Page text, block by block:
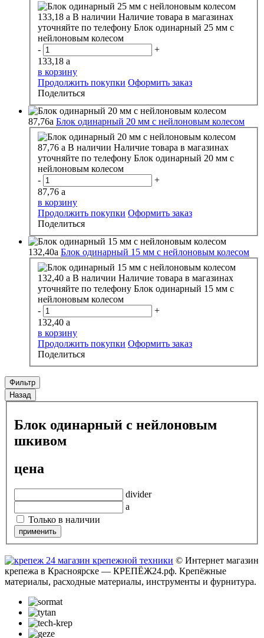
133,18 a В наличии Наличие товара в магазинах
уточняйте по телефону Блок одинарный 25 мм с
нейлоновым колесом
-
+
133,18 a
в корзину
Продолжить покупки Оформить заказ
Поделиться
87,76a Блок одинарный 20 мм с нейлоновым колесом
87,76 a В наличии Наличие товара в магазинах
уточняйте по телефону Блок одинарный 20 мм с
нейлоновым колесом
-
+
87,76 a
в корзину
Продолжить покупки Оформить заказ
Поделиться
132,40a Блок одинарный 15 мм с нейлоновым колесом
132,40 a В наличии Наличие товара в магазинах
уточняйте по телефону Блок одинарный 15 мм с
нейлоновым колесом
-
+
132,40 a
в корзину
Продолжить покупки Оформить заказ
Поделиться
Фильтр
Назад
Блок одинарный с нейлоновым
шкивом
цена
divider
a
Только в наличии
© Интернет магазин
крепежа в Красноярске — КРЕПЁЖ24.рф. Крепёжные
материалы, расходные материалы, инструменты и фурнитура.